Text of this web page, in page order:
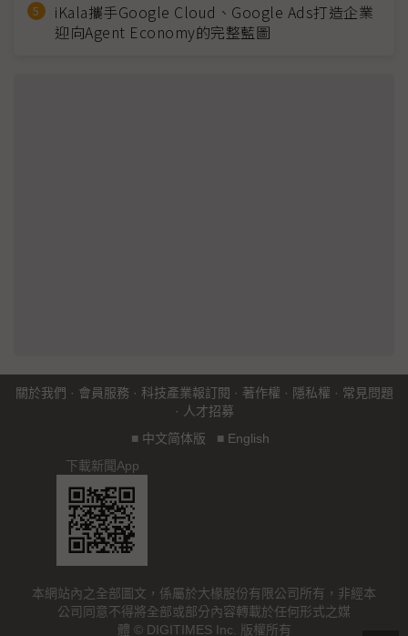
iKala攜手Google Cloud、Google Ads打造企業
迎向Agent Economy的完整藍圖
關於我們 · 會員服務 · 科技產業報訂閱 · 著作權 · 隱私權 · 常見問題
· 人才招募
■ 中文简体版 ■ English
下載新聞App
本網站內之全部圖文，係屬於大椽股份有限公司所有，非經本
公司同意不得將全部或部分內容轉載於任何形式之媒
體 © DIGITIMES Inc. 版權所有